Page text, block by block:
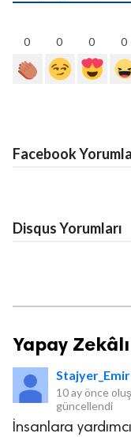
0 0 0 0
Facebook
Disqus Yorumları
Yapay
Stajyer_Emir
10 ay önce
güncellendi
İnsanlara